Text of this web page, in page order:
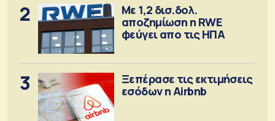
2
Με 1,2 δισ.δολ.
αποζημίωση η RWE
φεύγει απο τις ΗΠΑ
3
Ξεπέρασε τις εκτιμήσεις
εσόδων η Airbnb